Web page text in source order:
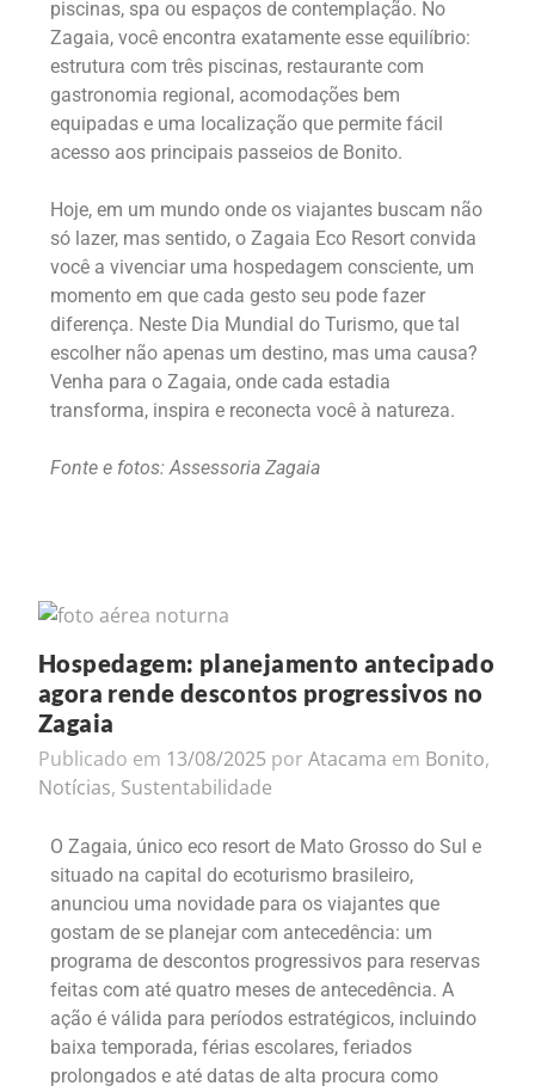
piscinas, spa ou espaços de contemplação. No
Zagaia, você encontra exatamente esse equilíbrio:
estrutura com três piscinas, restaurante com
gastronomia regional, acomodações bem
equipadas e uma localização que permite fácil
acesso aos principais passeios de Bonito.
Hoje, em um mundo onde os viajantes buscam não
só lazer, mas sentido, o Zagaia Eco Resort convida
você a vivenciar uma hospedagem consciente, um
momento em que cada gesto seu pode fazer
diferença. Neste Dia Mundial do Turismo, que tal
escolher não apenas um destino, mas uma causa?
Venha para o Zagaia, onde cada estadia
transforma, inspira e reconecta você à natureza.
Fonte e fotos: Assessoria Zagaia
Hospedagem: planejamento antecipado
agora rende descontos progressivos no
Zagaia
Publicado em 13/08/2025 por Atacama em Bonito,
Notícias, Sustentabilidade
O Zagaia, único eco resort de Mato Grosso do Sul e
situado na capital do ecoturismo brasileiro,
anunciou uma novidade para os viajantes que
gostam de se planejar com antecedência: um
programa de descontos progressivos para reservas
feitas com até quatro meses de antecedência. A
ação é válida para períodos estratégicos, incluindo
baixa temporada, férias escolares, feriados
prolongados e até datas de alta procura como